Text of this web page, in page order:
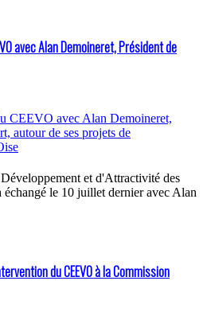
avec Alan Demoineret, Président de
et d'Attractivité des
le 10 juillet dernier avec Alan
du CEEVO à la Commission